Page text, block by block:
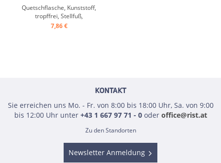
Quetschflasche, Kunststoff,
tropffrei, Stellfuß,
Schnellausgabe ...
7,86 €
KONTAKT
Sie erreichen uns Mo. - Fr. von 8:00 bis 18:00 Uhr, Sa. von 9:00
bis 12:00 Uhr unter +43 1 667 97 71 - 0oder office@rist.at
Zu den Standorten
Newsletter Anmeldung